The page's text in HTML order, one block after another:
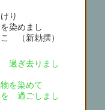
り
めまし
撰）
ぎ去りまし
を染めて
過ごしまし